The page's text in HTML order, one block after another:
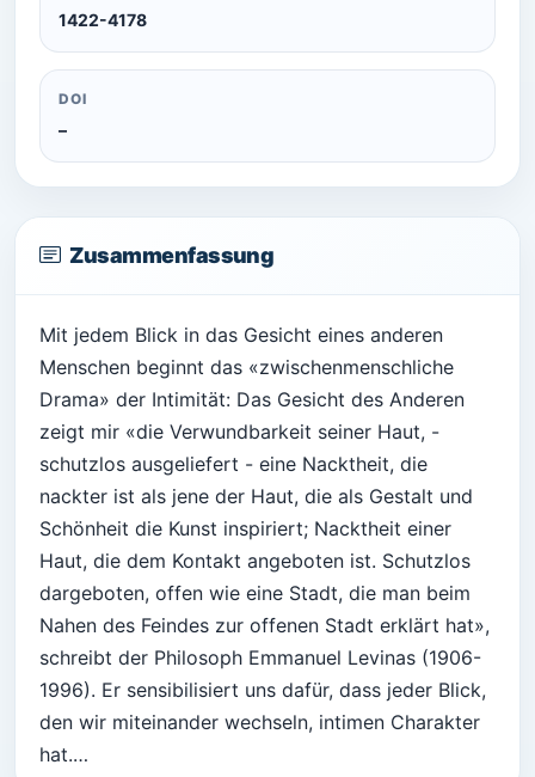
1422-4178
DOI
–
Zusammenfassung
Mit jedem Blick in das Gesicht eines anderen
Menschen beginnt das «zwischenmenschliche
Drama» der Intimität: Das Gesicht des Anderen
zeigt mir «die Verwundbarkeit seiner Haut, -
schutzlos ausgeliefert - eine Nacktheit, die
nackter ist als jene der Haut, die als Gestalt und
Schönheit die Kunst inspiriert; Nacktheit einer
Haut, die dem Kontakt angeboten ist. Schutzlos
dargeboten, offen wie eine Stadt, die man beim
Nahen des Feindes zur offenen Stadt erklärt hat»,
schreibt der Philosoph Emmanuel Levinas (1906-
1996). Er sensibilisiert uns dafür, dass jeder Blick,
den wir miteinander wechseln, intimen Charakter
hat.…